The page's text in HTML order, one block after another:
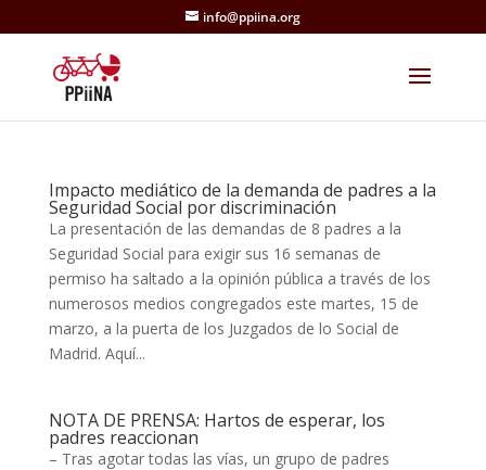
info@ppiina.org
Impacto mediático de la demanda de padres a la
Seguridad Social por discriminación
La presentación de las demandas de 8 padres a la
Seguridad Social para exigir sus 16 semanas de
permiso ha saltado a la opinión pública a través de los
numerosos medios congregados este martes, 15 de
marzo, a la puerta de los Juzgados de lo Social de
Madrid. Aquí...
NOTA DE PRENSA: Hartos de esperar, los
padres reaccionan
– Tras agotar todas las vías, un grupo de padres